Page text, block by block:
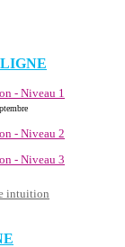
- Niveau 1
- Niveau 2
- Niveau 3
intuition